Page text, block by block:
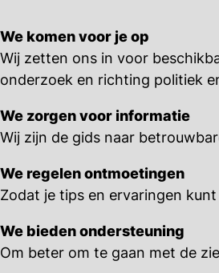
We komen voor je op
Wij zetten ons in voor
onderzoek en richting politiek
We zorgen voor informatie
Wij zijn de gids naar
We regelen ontmoetingen
Zodat je tips en ervaringen
We bieden ondersteuning
Om beter om te gaan met de